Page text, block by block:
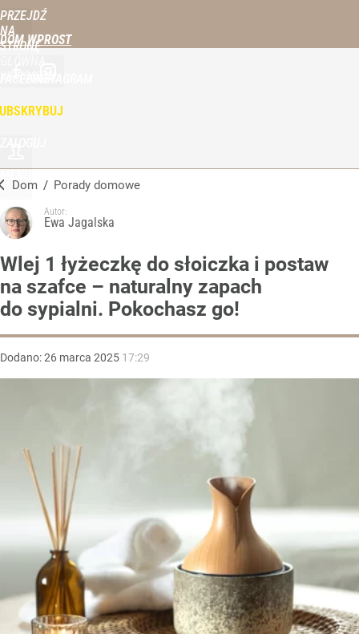
PRZEJDŹ
NA
STRONĘ
DOM WPROST
Dom / Porady domowe
Autor:
Ewa Jagalska
Wlej 1 łyżeczkę do słoiczka i postaw
na szafce – naturalny zapach
do sypialni. Pokochasz go!
Dodano:26 marca 2025 17:29